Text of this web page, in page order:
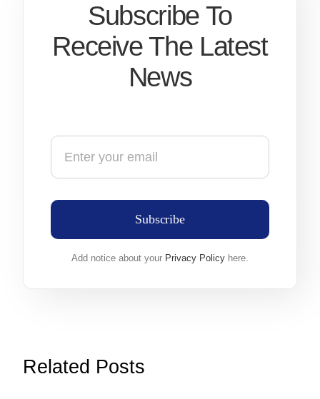
Subscribe To
Receive The Latest
News
Subscribe
Add notice about your Privacy Policy here.
Related Posts